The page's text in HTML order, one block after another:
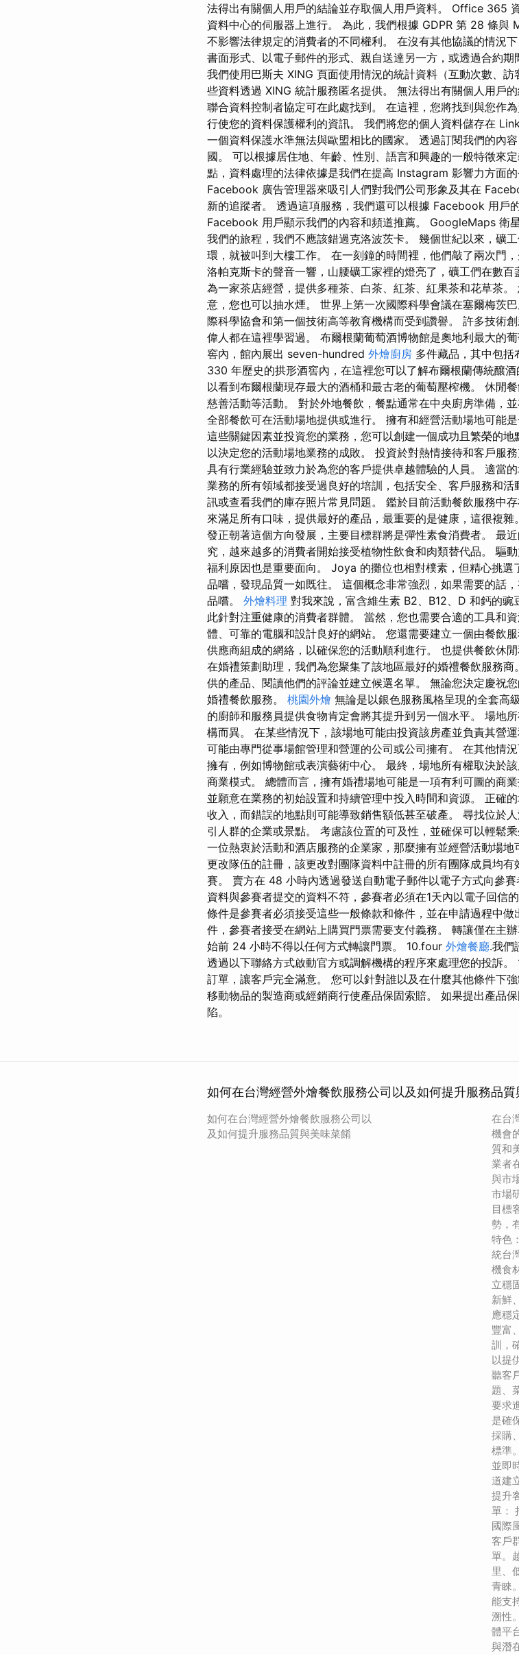
法得出有關個人用戶的結論並存取個人用戶資料。 Office 365
資料中心的伺服器上進行。 為此，我們根據 GDPR 第 28 條
不影響法律規定的消費者的不同權利。 在沒有其他協議的情況
書面形式、以電子郵件的形式、親自送達另一方，或透過合約期
我們使用巴斯夫 XING 頁面使用情況的統計資料（互動次數、
些資料透過 XING 統計服務匿名提供。 無法得出有關個人用戶
聯合資料控制者協定可在此處找到。 在這裡，您將找到與您作
行使您的資料保護權利的資訊。 我們將您的個人資料儲存在
一個資料保護水準無法與歐盟相比的國家。 透過訂閱我們的內
國。 可以根據居住地、年齡、性別、語言和興趣的一般特徵來
點，資料處理的法律依據是我們在提高 Instagram 影響力方面
Facebook 廣告管理器來吸引人們對我們公司形象及其在
新的追蹤者。 透過這項服務，我們還可以根據 Facebook 用戶
Facebook 用戶顯示我們的內容和頻道推薦。 GoogleMaps 衛
我們的旅程，我們不應該錯過克洛波茨卡。 幾個世紀以來，礦
環，就被叫到大樓工作。 在一刻鐘的時間裡，他們敲了兩次門
洛帕克斯卡的聲音一響，山腰礦工家裡的燈亮了，礦工們在數
為一家茶店經營，提供多種茶、白茶、紅茶、紅果茶和花草茶
意，您也可以抽水煙。 世界上第一次國際科學會議在塞爾梅茨
際科學協會和第一個技術高等教育機構而受到讚譽。 許多技術
偉人都在這裡學習過。 布爾根蘭葡萄酒博物館是奧地利最大的
窖內，館內展出 seven-hundred 外燴廚房 多件藏品，其中包
330 年歷史的拱形酒窖內，在這裡您可以了解布爾根蘭傳統釀
以看到布爾根蘭現存最大的酒桶和最古老的葡萄壓榨機。 休閒
慈善活動等活動。 對於外地餐飲，餐點通常在中央廚房準備，
全部餐飲可在活動場地提供或進行。 擁有和經營活動場地可能
這些關鍵因素並投資您的業務，您可以創建一個成功且繁榮的
以決定您的活動場地業務的成敗。 投資於對熱情接待和客戶服
具有行業經驗並致力於為您的客戶提供卓越體驗的人員。 適當
業務的所有領域都接受過良好的培訓，包括安全、客戶服務和
訊或查看我們的庫存照片常見問題。 鑑於目前活動餐飲服務中
來滿足所有口味，提供最好的產品，最重要的是健康，這很複
發正朝著這個方向發展，主要目標群將是彈性素食消費者。 最
究，越來越多的消費者開始接受植物性飲食和肉類替代品。 驅
福利原因也是重要面向。 Joya 的攤位也相對樸素，但精心挑選
品嚐，發現品質一如既往。 這個概念非常強烈，如果需要的話
品嚐。 外燴料理 對我來說，富含維生素 B2、B12、D 和鈣的
此針對注重健康的消費者群體。 當然，您也需要合適的工具和
體、可靠的電腦和設計良好的網站。 您還需要建立一個由餐飲
供應商組成的網絡，以確保您的活動順利進行。 也提供餐飲休
在婚禮策劃助理，我們為您聚集了該地區最好的婚禮餐飲服務
供的產品、閱讀他們的評論並建立候選名單。 無論您決定慶祝
婚禮餐飲服務。 桃園外燴 無論是以銀色服務風格呈現的全套高
的廚師和服務員提供食物肯定會將其提升到另一個水平。 場地
構而異。 在某些情況下，該場地可能由投資該房產並負責其營
可能由專門從事場館管理和營運的公司或公司擁有。 在其他情
擁有，例如博物館或表演藝術中心。 最終，場地所有權取決於
商業模式。 總體而言，擁有婚禮場地可能是一項有利可圖的商
並願意在業務的初始設置和持續管理中投入時間和資源。 正確
收入，而錯誤的地點則可能導致銷售額低甚至破產。 尋找位於
引人群的企業或景點。 考慮該位置的可及性，並確保可以輕鬆
一位熱衷於活動和酒店服務的企業家，那麼擁有並經營活動場
更改隊伍的註冊，該更改對團隊資料中註冊的所有團隊成員均
賽。 賣方在 48 小時內透過發送自動電子郵件以電子方式向參
資料與參賽者提交的資料不符，參賽者必須在1天內以電子回信
條件是參賽者必須接受這些一般條款和條件，並在申請過程中
件，參賽者接受在網站上購買門票需要支付義務。 轉讓僅在主
始前 24 小時不得以任何方式轉讓門票。 10.four 外燴餐廳.我們
透過以下聯絡方式啟動官方或調解機構的程序來處理您的投訴
訂單，讓客戶完全滿意。 您可以針對誰以及在什麼其他條件下
移動物品的製造商或經銷商行使產品保固索賠。 如果提出產品
陷。
如何在台灣經營外燴餐飲服務公司以及如何提升服務品
如何在台灣經營外燴餐飲服務公司以
及如何提升服務品質與美味菜餚
在台
機會
質和
業者
與市
市場
目標
勢，
特色
統台
機食
立穩
新鮮
應穩
豐富
訓，
以提
聽客
題、
要求
是確
採購
標準
並即
道建
提升
單：
國際
客戶
單。
里、
青睞
能支
溯性
體平
與潛